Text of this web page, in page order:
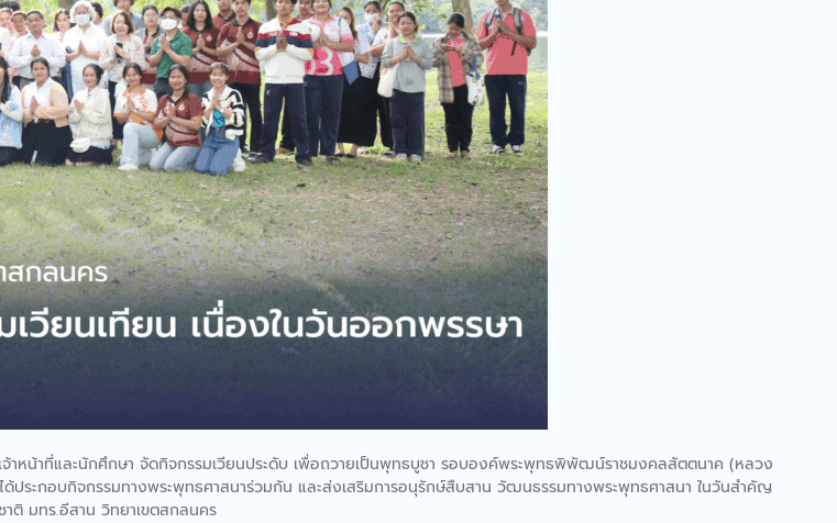
ที่และนักศึกษา จัดกิจกรรมเวียนประดับ เพื่อถวายเป็นพุทธบูชา รอบองค์พระพุทธพิพัฒน์ราชมงคลสัตตนาค (หลวง
ประกอบกิจกรรมทางพระพุทธศาสนาร่วมกัน และส่งเสริมการอนุรักษ์สืบสาน วัฒนธรรมทางพระพุทธศาสนา ในวันสำคัญ
ติ มทร.อีสาน วิทยาเขตสกลนคร